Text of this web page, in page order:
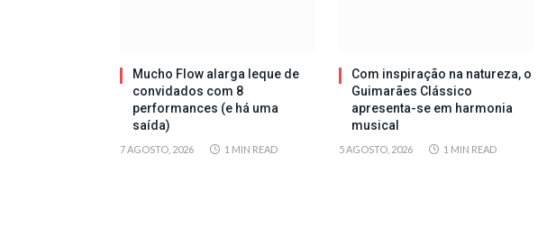
Mucho Flow alarga leque de
convidados com 8
performances (e há uma
saída)
7 AGOSTO, 2026 1 MIN READ
Com inspiração na natureza, o
Guimarães Clássico
apresenta-se em harmonia
musical
5 AGOSTO, 2026 1 MIN READ